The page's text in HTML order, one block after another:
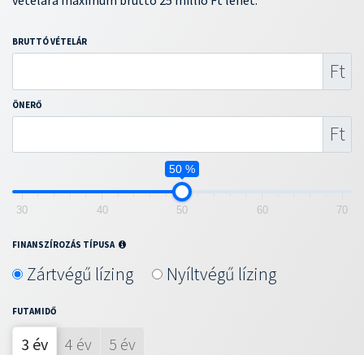
BRUTTÓ VÉTELÁR
Ft
ÖNERŐ
Ft
50 %
30 40 50 60 70
FINANSZÍROZÁS TÍPUSA
Zártvégű lízing Nyíltvégű lízing
FUTAMIDŐ
3 év 4 év 5 év